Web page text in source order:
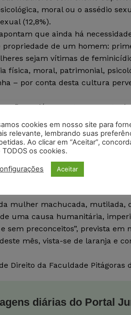
moral ou o assédio
(12,8%).
que ainda há
de um homem:
sejam vítimas de
física, moral, patrimonial,
– por conta desta cultura
não se dá somente por conta
da nossa sociedade, com
inseridos pela cultura nos
a mulher, a ONU
a conscientização e
entendida como vibrante e
mulher machucada, mutilada,
uma causa humanitária,
preconceitos”, prevista em
mês, vista-se de laranja e
Direito da Faculdade Pitágoras
diárias do Portal
cookies em nosso site para
relevante, lembrando suas
Ao clicar em “Aceitar”,
TODOS os cookies.
Aceitar